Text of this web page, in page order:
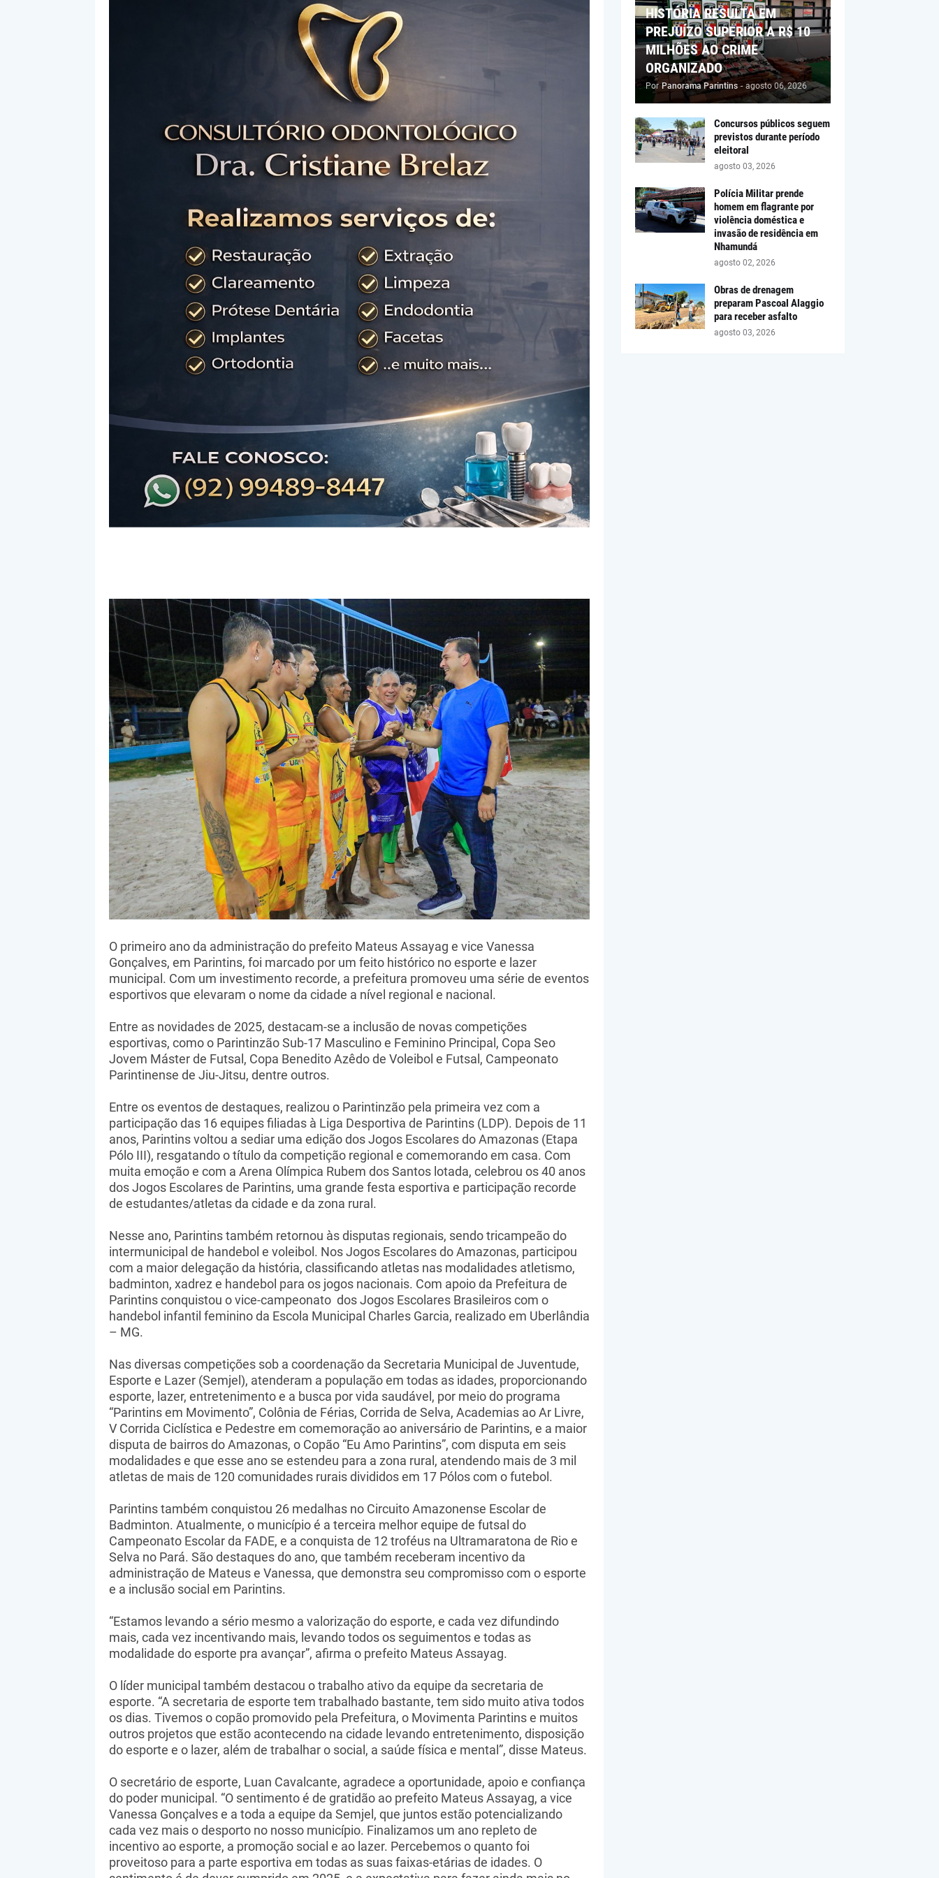
O primeiro ano da administração do prefeito Mateus Assayag e vice Vanessa
Gonçalves, em Parintins, foi marcado por um feito histórico no esporte e lazer
municipal. Com um investimento recorde, a prefeitura promoveu uma série de eventos
esportivos que elevaram o nome da cidade a nível regional e nacional.
Entre as novidades de 2025, destacam-se a inclusão de novas competições
esportivas, como o Parintinzão Sub-17 Masculino e Feminino Principal, Copa Seo
Jovem Máster de Futsal, Copa Benedito Azêdo de Voleibol e Futsal, Campeonato
Parintinense de Jiu-Jitsu, dentre outros.
Entre os eventos de destaques, realizou o Parintinzão pela primeira vez com a
participação das 16 equipes filiadas à Liga Desportiva de Parintins (LDP). Depois de 11
anos, Parintins voltou a sediar uma edição dos Jogos Escolares do Amazonas (Etapa
Pólo III), resgatando o título da competição regional e comemorando em casa. Com
muita emoção e com a Arena Olímpica Rubem dos Santos lotada, celebrou os 40 anos
dos Jogos Escolares de Parintins, uma grande festa esportiva e participação recorde
de estudantes/atletas da cidade e da zona rural.
Nesse ano, Parintins também retornou às disputas regionais, sendo tricampeão do
intermunicipal de handebol e voleibol. Nos Jogos Escolares do Amazonas, participou
com a maior delegação da história, classificando atletas nas modalidades atletismo,
badminton, xadrez e handebol para os jogos nacionais. Com apoio da Prefeitura de
Parintins conquistou o vice-campeonato dos Jogos Escolares Brasileiros com o
handebol infantil feminino da Escola Municipal Charles Garcia, realizado em Uberlândia
– MG.
Nas diversas competições sob a coordenação da Secretaria Municipal de Juventude,
Esporte e Lazer (Semjel), atenderam a população em todas as idades, proporcionando
esporte, lazer, entretenimento e a busca por vida saudável, por meio do programa
“Parintins em Movimento”, Colônia de Férias, Corrida de Selva, Academias ao Ar Livre,
V Corrida Ciclística e Pedestre em comemoração ao aniversário de Parintins, e a maior
disputa de bairros do Amazonas, o Copão “Eu Amo Parintins”, com disputa em seis
modalidades e que esse ano se estendeu para a zona rural, atendendo mais de 3 mil
atletas de mais de 120 comunidades rurais divididos em 17 Pólos com o futebol.
Parintins também conquistou 26 medalhas no Circuito Amazonense Escolar de
Badminton. Atualmente, o município é a terceira melhor equipe de futsal do
Campeonato Escolar da FADE, e a conquista de 12 troféus na Ultramaratona de Rio e
Selva no Pará. São destaques do ano, que também receberam incentivo da
administração de Mateus e Vanessa, que demonstra seu compromisso com o esporte
e a inclusão social em Parintins.
“Estamos levando a sério mesmo a valorização do esporte, e cada vez difundindo
mais, cada vez incentivando mais, levando todos os seguimentos e todas as
modalidade do esporte pra avançar”, afirma o prefeito Mateus Assayag.
O líder municipal também destacou o trabalho ativo da equipe da secretaria de
esporte. “A secretaria de esporte tem trabalhado bastante, tem sido muito ativa todos
os dias. Tivemos o copão promovido pela Prefeitura, o Movimenta Parintins e muitos
outros projetos que estão acontecendo na cidade levando entretenimento, disposição
do esporte e o lazer, além de trabalhar o social, a saúde física e mental”, disse Mateus.
O secretário de esporte, Luan Cavalcante, agradece a oportunidade, apoio e confiança
do poder municipal. “O sentimento é de gratidão ao prefeito Mateus Assayag, a vice
Vanessa Gonçalves e a toda a equipe da Semjel, que juntos estão potencializando
cada vez mais o desporto no nosso município. Finalizamos um ano repleto de
incentivo ao esporte, a promoção social e ao lazer. Percebemos o quanto foi
proveitoso para a parte esportiva em todas as suas faixas-etárias de idades. O
HISTÓRIA RESULTA EM
PREJUÍZO SUPERIOR A R$ 10
MILHÕES AO CRIME
ORGANIZADO
Por Panorama Parintins - agosto 06, 2026
Concursos públicos seguem
previstos durante período
eleitoral
agosto 03, 2026
Polícia Militar prende
homem em flagrante por
violência doméstica e
invasão de residência em
Nhamundá
agosto 02, 2026
Obras de drenagem
preparam Pascoal Alaggio
para receber asfalto
agosto 03, 2026